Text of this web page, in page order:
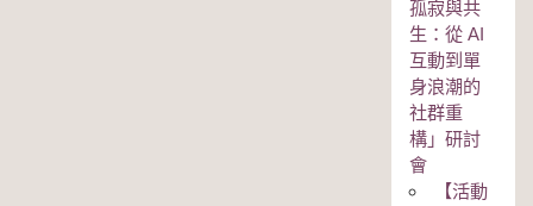
孤寂與共
生：從 AI
互動到單
身浪潮的
社群重
構」研討
會
【活動